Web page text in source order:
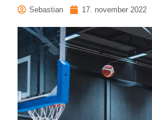
Sebastian 17. november 2022